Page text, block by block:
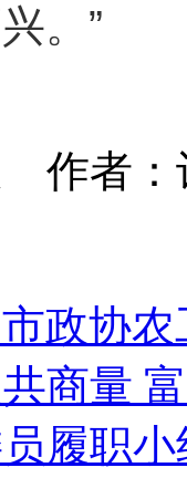
。”
作者
政协
商量
履职